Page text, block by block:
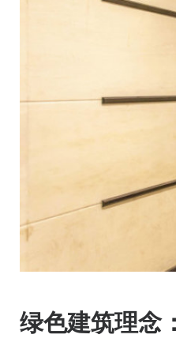
绿色建筑理念